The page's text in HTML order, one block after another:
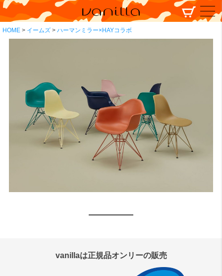
HOME イームズ ハーマンミラー×HAYコラボ
vanillaは正規品オンリーの販売